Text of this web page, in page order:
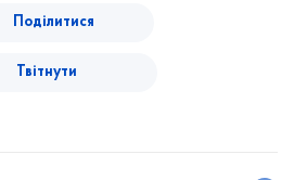
Поділитися
Твітнути